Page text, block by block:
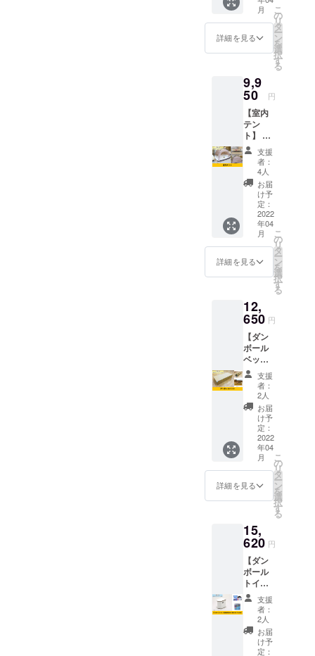
ターン
です。
ソウ
ジャパ
ン株式
ら熱い
お礼の
メール
をお送
りさせ
ていた
だきま
す。
月
詳細を見る
こ
の
リ
タ
ー
ン
を
選
択
す
る
9,9
50 円
【室内
テン
ト】 室
内テン
トとお
礼の
メッ
セージ
をお届
けしま
す。 ■
規格■
寸法：
組立
時
210×15
135cm
※送料込
みのお
値段で
す。
支援
者：
4人
お届
け予
定：
2022
年04
月
詳細を見る
こ
の
リ
タ
ー
ン
を
選
択
す
る
12,
650 円
【ダン
ボール
ベッ
ド】 軽
くて丈
夫なダ
ンボー
ルベッ
ドを1台
とお礼
のメッ
セージ
をお届
けしま
す。 ■
規格■
納時
長さ
1110×
幅370×
高さ
210mm
組
立時
長さ
1920×
幅800×
高さ
支援
者：
2人
お届
け予
定：
2022
年04
月
詳細を見る
こ
の
リ
タ
ー
ン
を
選
択
す
る
15,
620 円
【ダン
ボール
トイ
レ・凝
固剤5回
分×3
袋・ポ
ンチョ
付き】
支援
者：
2人
お届
け予
定：